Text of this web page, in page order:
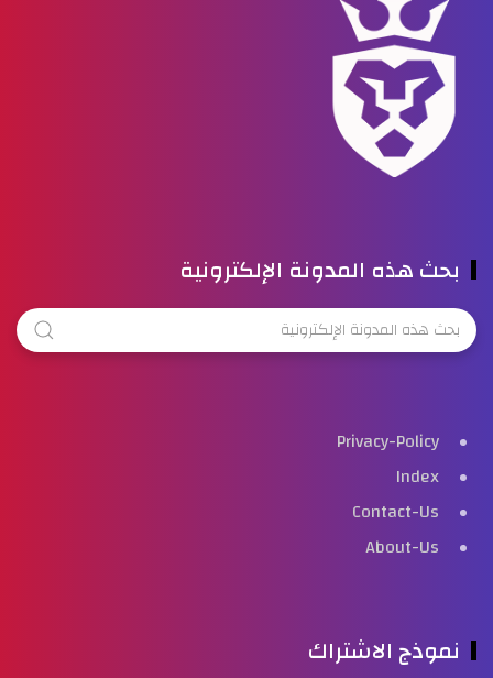
بحث هذه المدونة الإلكترونية
Privacy-Policy
Index
Contact-Us
About-Us
نموذج الاشتراك